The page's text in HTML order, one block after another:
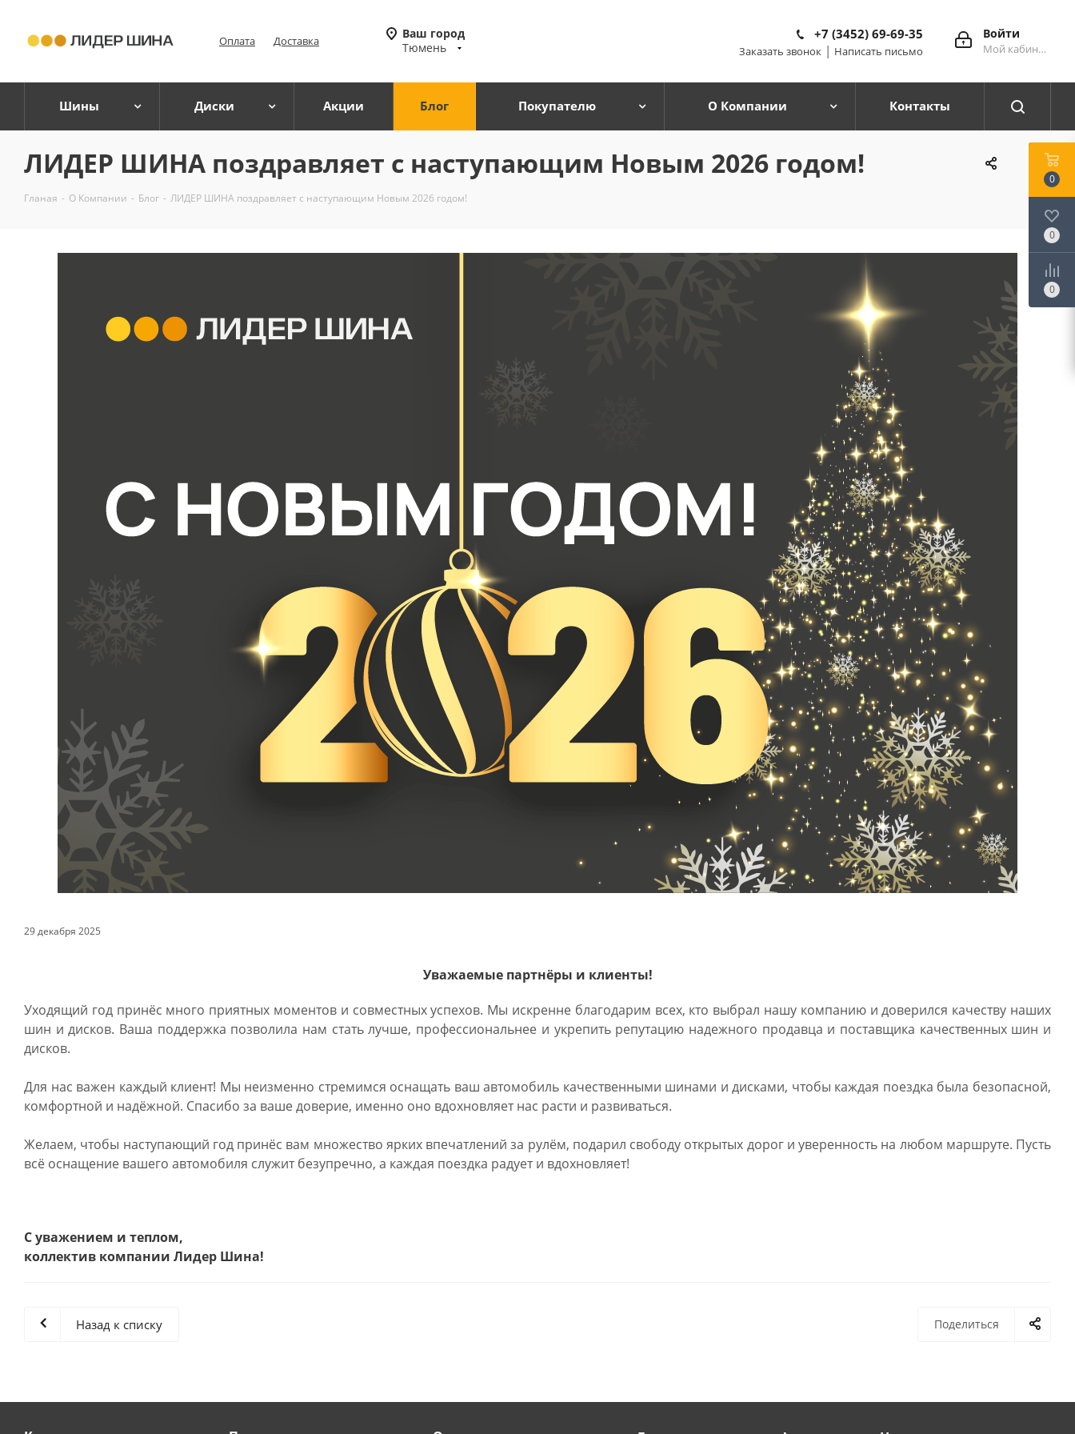
Оплата Доставка
Ваш город
Тюмень
Войти
Мой кабинет
+7 (3452) 69-69-35
Заказать звонок | Написать письмо
Шины Диски Акции Блог Покупателю О Компании Контакты
ЛИДЕР ШИНА поздравляет с наступающим Новым 2026 годом!
Гланая - О Компании - Блог - ЛИДЕР ШИНА поздравляет с наступающим Новым 2026 годом!
29 декабря 2025
Уважаемые партнёры и клиенты!
Уходящий год принёс много приятных моментов и совместных успехов. Мы искренне благодарим всех, кто выбрал нашу компанию и доверился качеству наших
шин и дисков. Ваша поддержка позволила нам стать лучше, профессиональнее и укрепить репутацию надежного продавца и поставщика качественных шин и
дисков.
Для нас важен каждый клиент! Мы неизменно стремимся оснащать ваш автомобиль качественными шинами и дисками, чтобы каждая поездка была безопасной,
комфортной и надёжной. Спасибо за ваше доверие, именно оно вдохновляет нас расти и развиваться.
Желаем, чтобы наступающий год принёс вам множество ярких впечатлений за рулём, подарил свободу открытых дорог и уверенность на любом маршруте. Пусть
всё оснащение вашего автомобиля служит безупречно, а каждая поездка радует и вдохновляет!
С уважением и теплом,
коллектив компании Лидер Шина!
Поделиться
Назад к списку
0
0
0